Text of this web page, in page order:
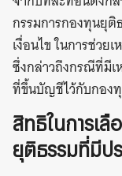
กรรมการกองทุนยุติ
เงื่อนไข ในการช่วย
ซึ่งกล่าวถึงกรณีที่มีเ
ที่ขึ้นบัญชีไว้กับกอง
สิทธิในการเลื
ยุติธรรมที่มีป